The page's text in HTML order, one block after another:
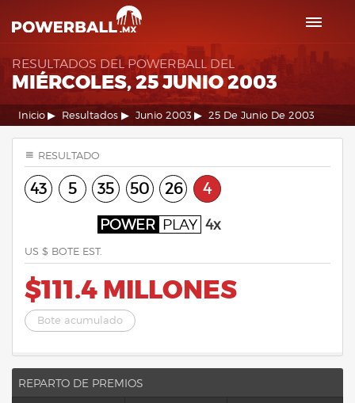
RESULTADOS DEL POWERBALL DEL
MIÉRCOLES, 25 JUNIO 2003
Inicio Resultados Junio 2003 25 De Junio De 2003
RESULTADO
43 5 35 50 26 4
POWER PLAY 4x
US $ BOTE EST.
$111.4 MILLONES
Bote acumulado
REPARTO DE PREMIOS